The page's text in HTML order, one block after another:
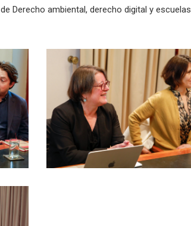
Derecho ambiental, derecho digital y escuelas